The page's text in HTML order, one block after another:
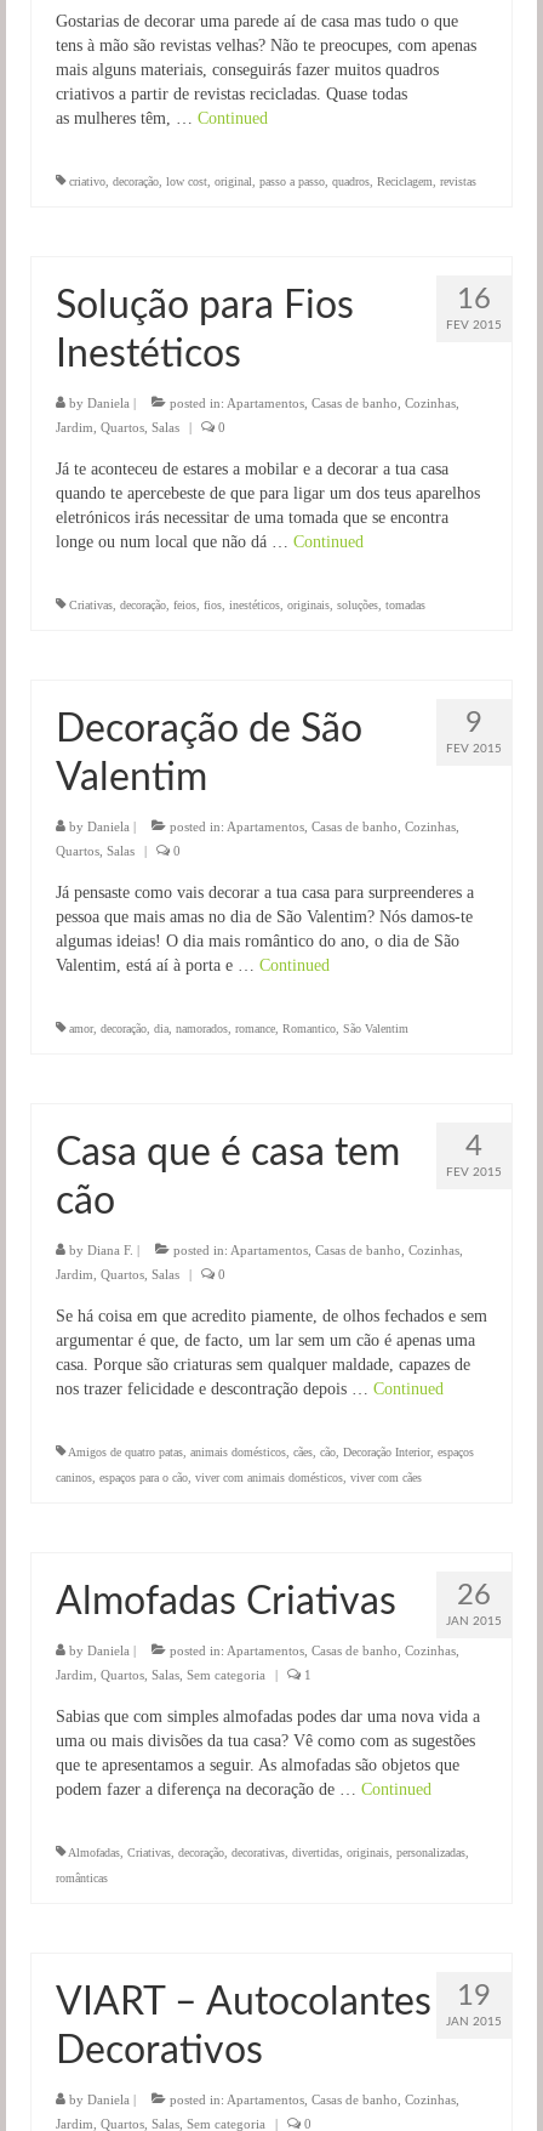
Gostarias de decorar uma parede aí de casa mas tudo o que
tens à mão são revistas velhas? Não te preocupes, com apenas
mais alguns materiais, conseguirás fazer muitos quadros
criativos a partir de revistas recicladas. Quase todas
as mulheres têm, … Continued
criativo decoração low cost original passo a passo quadros Reciclagem revistas
16
FEV 2015
Solução para Fios
Inestéticos
by Daniela | posted in: Apartamentos Casas de banho Cozinhas
Jardim Quartos Salas | 0
Já te aconteceu de estares a mobilar e a decorar a tua casa
quando te apercebeste de que para ligar um dos teus aparelhos
eletrónicos irás necessitar de uma tomada que se encontra
longe ou num local que não dá … Continued
Criativas decoração feios fios inestéticos originais soluções tomadas
9
FEV 2015
Decoração de São
Valentim
by Daniela | posted in: Apartamentos Casas de banho Cozinhas
Quartos Salas | 0
Já pensaste como vais decorar a tua casa para surpreenderes a
pessoa que mais amas no dia de São Valentim? Nós damos-te
algumas ideias! O dia mais romântico do ano, o dia de São
Valentim, está aí à porta e … Continued
amor, decoração dia namorados romance Romantico São Valentim
4
FEV 2015
Casa que é casa tem
cão
by Diana F. | posted in: Apartamentos Casas de banho Cozinhas
Jardim Quartos Salas | 0
Se há coisa em que acredito piamente, de olhos fechados e sem
argumentar é que, de facto, um lar sem um cão é apenas uma
casa. Porque são criaturas sem qualquer maldade, capazes de
nos trazer felicidade e descontração depois … Continued
Amigos de quatro patas animais domésticos cães cão Decoração Interior, espaços
caninos espaços para o cão viver com animais domésticos viver com cães
26
JAN 2015
Almofadas Criativas
by Daniela | posted in: Apartamentos Casas de banho Cozinhas
Jardim Quartos Salas Sem categoria | 1
Sabias que com simples almofadas podes dar uma nova vida a
uma ou mais divisões da tua casa? Vê como com as sugestões
que te apresentamos a seguir. As almofadas são objetos que
podem fazer a diferença na decoração de … Continued
Almofadas Criativas decoração decorativas divertidas originais personalizadas
românticas
19
JAN 2015
VIART – Autocolantes
Decorativos
by Daniela | posted in: Apartamentos Casas de banho Cozinhas
Jardim Quartos Salas Sem categoria | 0